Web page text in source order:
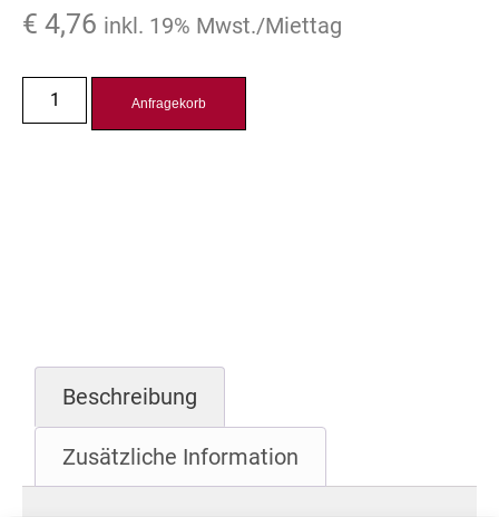
€ 4,76 inkl. 19% Mwst./Miettag
Anfragekorb
Beschreibung
Zusätzliche Information